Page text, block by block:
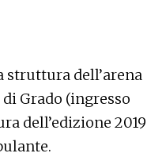
struttura dell’arena
di Grado (ingresso
dell’edizione 2019